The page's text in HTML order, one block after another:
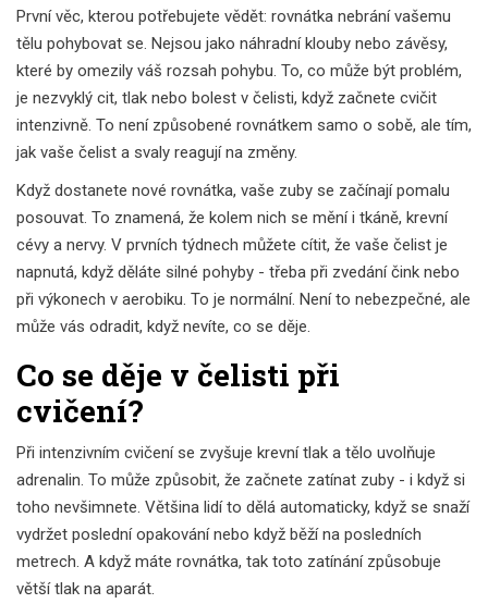
První věc, kterou potřebujete vědět: rovnátka nebrání vašemu
tělu pohybovat se. Nejsou jako náhradní klouby nebo závěsy,
které by omezily váš rozsah pohybu. To, co může být problém,
je nezvyklý cit, tlak nebo bolest v čelisti, když začnete cvičit
intenzivně. To není způsobené rovnátkem samo o sobě, ale tím,
jak vaše čelist a svaly reagují na změny.
Když dostanete nové rovnátka, vaše zuby se začínají pomalu
posouvat. To znamená, že kolem nich se mění i tkáně, krevní
cévy a nervy. V prvních týdnech můžete cítit, že vaše čelist je
napnutá, když děláte silné pohyby - třeba při zvedání čink nebo
při výkonech v aerobiku. To je normální. Není to nebezpečné, ale
může vás odradit, když nevíte, co se děje.
Co se děje v čelisti při
cvičení?
Při intenzivním cvičení se zvyšuje krevní tlak a tělo uvolňuje
adrenalin. To může způsobit, že začnete zatínat zuby - i když si
toho nevšimnete. Většina lidí to dělá automaticky, když se snaží
vydržet poslední opakování nebo když běží na posledních
metrech. A když máte rovnátka, tak toto zatínání způsobuje
větší tlak na aparát.